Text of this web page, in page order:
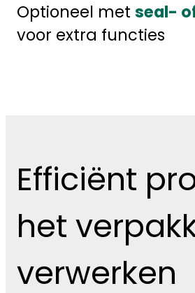
Optioneel met seal-
voor extra functies
Efficiënt
het
verwerken